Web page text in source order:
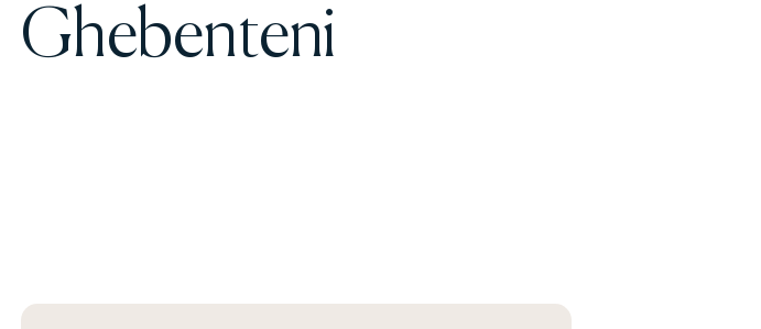
Ghebenteni